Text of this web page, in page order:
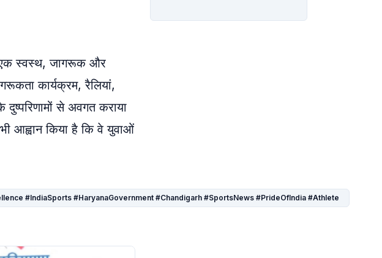
एक स्वस्थ, जागरूक और
कार्यक्रम, रैलियां,
से अवगत कराया
आह्वान किया है कि वे युवाओं
#IndiaSports #HaryanaGovernment #Chandigarh #SportsNews #PrideOfIndia #Athlete